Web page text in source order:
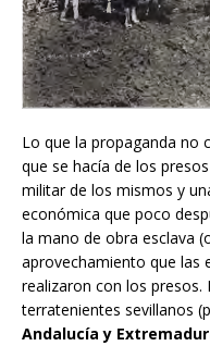
Lo que la propaganda no
que se hacía de los
militar de los mismos y
económica que poco
la mano de obra esclava
aprovechamiento que las
realizaron con los presos.
terratenientes sevillanos
Andalucía y